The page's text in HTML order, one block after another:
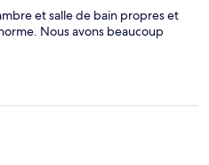
et salle de bain propres et
Nous avons beaucoup